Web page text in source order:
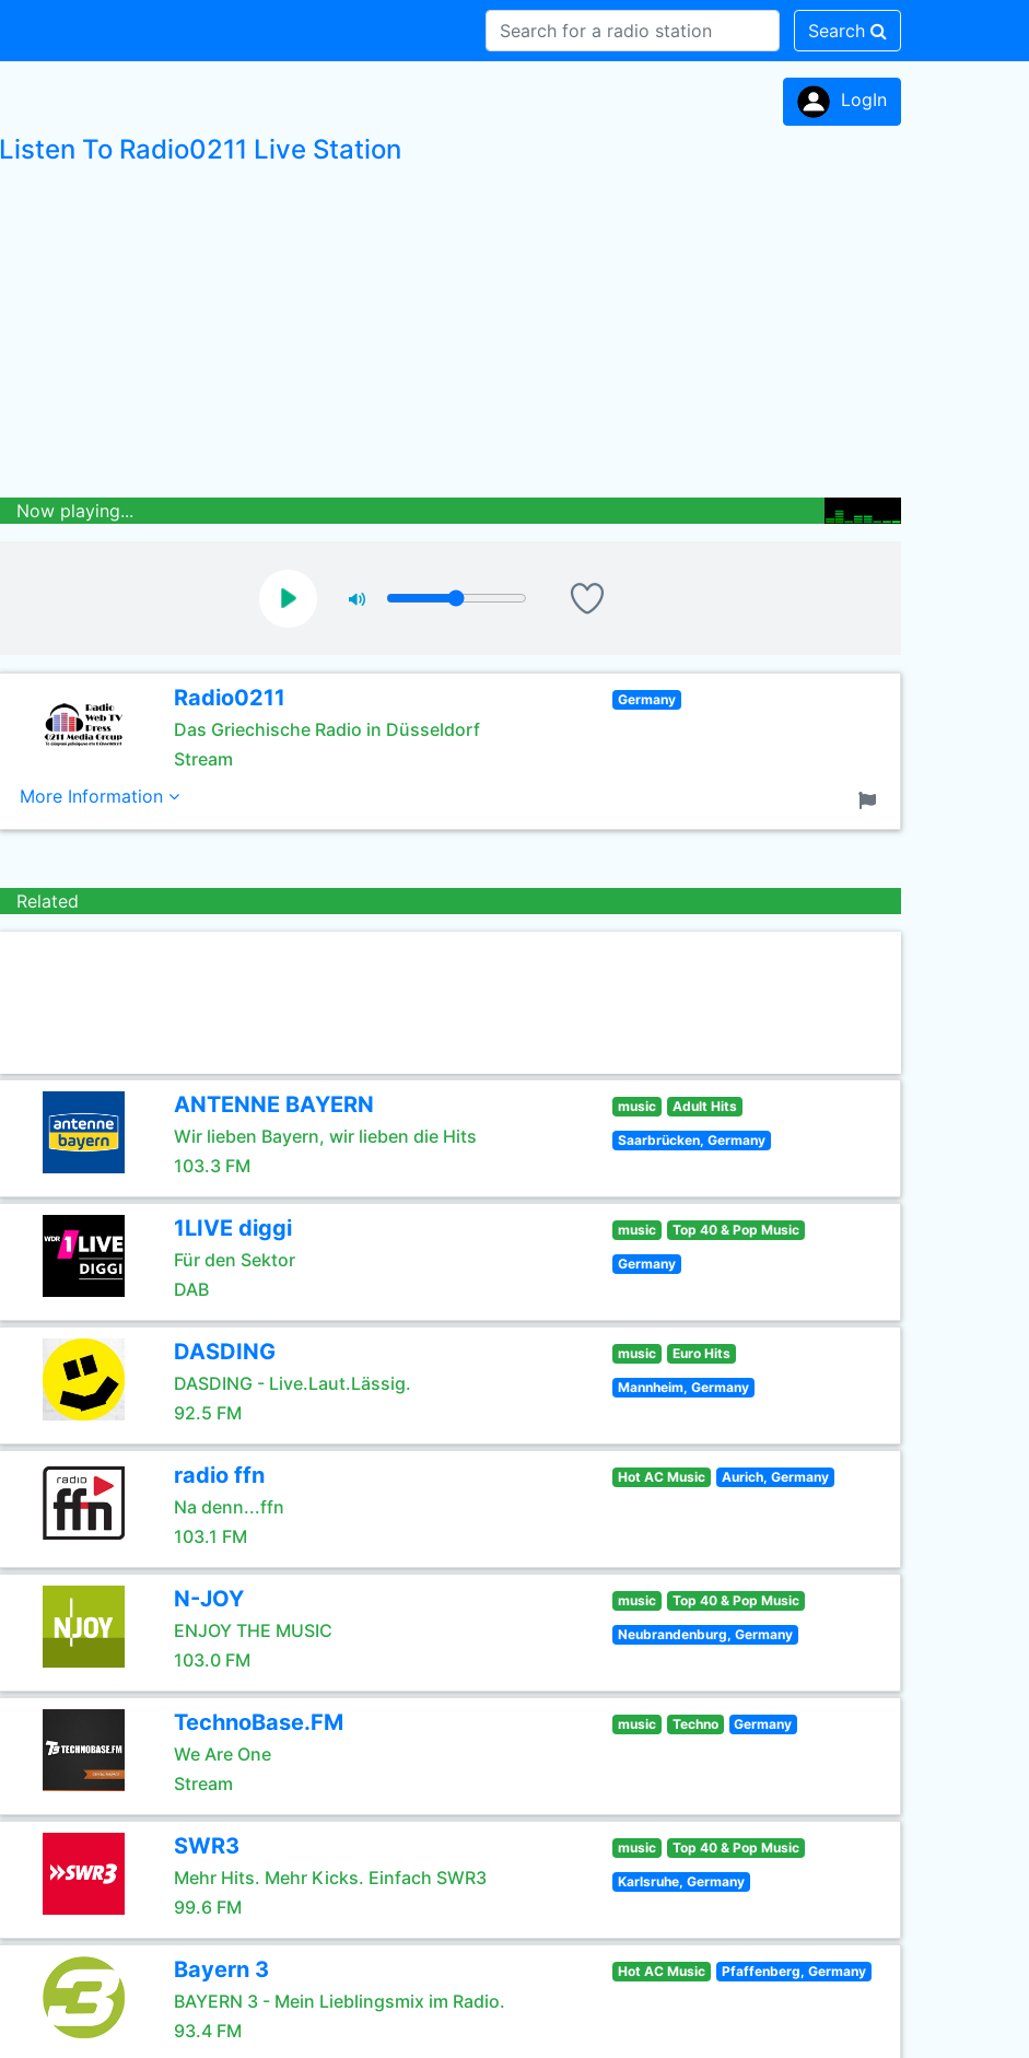
Search
LogIn
Listen To Radio0211 Live Station
Now playing...
Radio0211
Das Griechische Radio in Düsseldorf
Stream
Germany
More Information
Related
ANTENNE BAYERN
Wir lieben Bayern, wir lieben die Hits
103.3 FM
music Adult Hits
Saarbrücken, Germany
1LIVE diggi
Für den Sektor
DAB
music Top 40 & Pop Music
Germany
DASDING
DASDING - Live.Laut.Lässig.
92.5 FM
music Euro Hits
Mannheim, Germany
radio ffn
Na denn...ffn
103.1 FM
Hot AC Music Aurich, Germany
N-JOY
ENJOY THE MUSIC
103.0 FM
music Top 40 & Pop Music
Neubrandenburg, Germany
TechnoBase.FM
We Are One
Stream
music Techno Germany
SWR3
Mehr Hits. Mehr Kicks. Einfach SWR3
99.6 FM
music Top 40 & Pop Music
Karlsruhe, Germany
Bayern 3
BAYERN 3 - Mein Lieblingsmix im Radio.
93.4 FM
Hot AC Music Pfaffenberg, Germany